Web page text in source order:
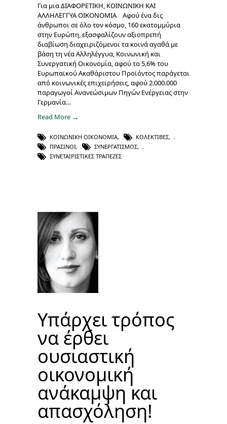
Για μια ΔΙΑΦΟΡΕΤΙΚΗ, ΚΟΙΝΩΝΙΚΗ ΚΑΙ
ΑΛΛΗΛΕΓΓΥΑ ΟΙΚΟΝΟΜΙΑ Αφού ένα δις
άνθρωποι σε όλο τον κόσμο, 160 εκατομμύρια
στην Ευρώπη, εξασφαλίζουν αξιοπρεπή
διαβίωση διαχειριζόμενοι τα κοινά αγαθά με
βάση τη νέα Αλληλέγγυα, Κοινωνική και
Συνεργατική Οικονομία, αφού το 5,6% του
Eυρωπαϊκού Aκαθάριστου Προϊόντος παράγεται
από κοινωνικές επιχειρήσεις, αφού 2.000.000
παραγωγοί Ανανεώσιμων Πηγών Ενέργειας στην
Γερμανία…
Read More →
ΚΟΙΝΩΝΙΚΉ ΟΙΚΟΝΟΜΊΑ, ΚΟΛΕΚΤΊΒΕΣ,
ΠΡΆΣΙΝΟΙ, ΣΥΝΕΡΓΑΤΙΣΜΌΣ,
ΣΥΝΕΤΑΙΡΙΣΤΙΚΈΣ ΤΡΆΠΕΖΕΣ
Υπάρχει τρόπος
να έρθει
ουσιαστική
οικονομική
ανάκαμψη και
απασχόληση!